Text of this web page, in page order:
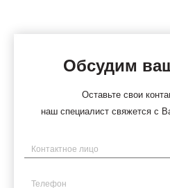
Обсудим
Оставьте свои
наш специалист свяжется с
Имя
Телефон